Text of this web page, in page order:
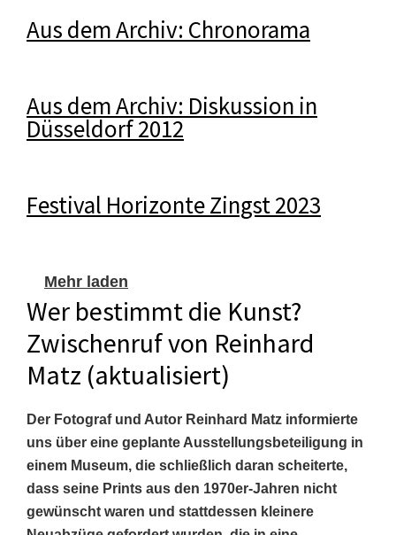
Aus dem Archiv: Chronorama
Aus dem Archiv: Diskussion in
Düsseldorf 2012
Festival Horizonte Zingst 2023
Mehr laden
Wer bestimmt die Kunst?
Zwischenruf von Reinhard
Matz (aktualisiert)
Der Fotograf und Autor Reinhard Matz informierte
uns über eine geplante Ausstellungsbeteiligung in
einem Museum, die schließlich daran scheiterte,
dass seine Prints aus den 1970er-Jahren nicht
gewünscht waren und stattdessen kleinere